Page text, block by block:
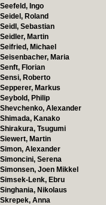
Seefeld, Ingo
Seidel, Roland
Seidl, Sebastian
Seidler, Martin
Seifried, Michael
Seisenbacher, Maria
Senft, Florian
Sensi, Roberto
Sepperer, Markus
Seybold, Philip
Shevchenko, Alexander
Shimada, Kanako
Shirakura, Tsugumi
Siewert, Martin
Simon, Alexander
Simoncini, Serena
Simonsen, Joen Mikkel
Simsek-Lenk, Ebru
Singhania, Nikolaus
Skrepek, Anna